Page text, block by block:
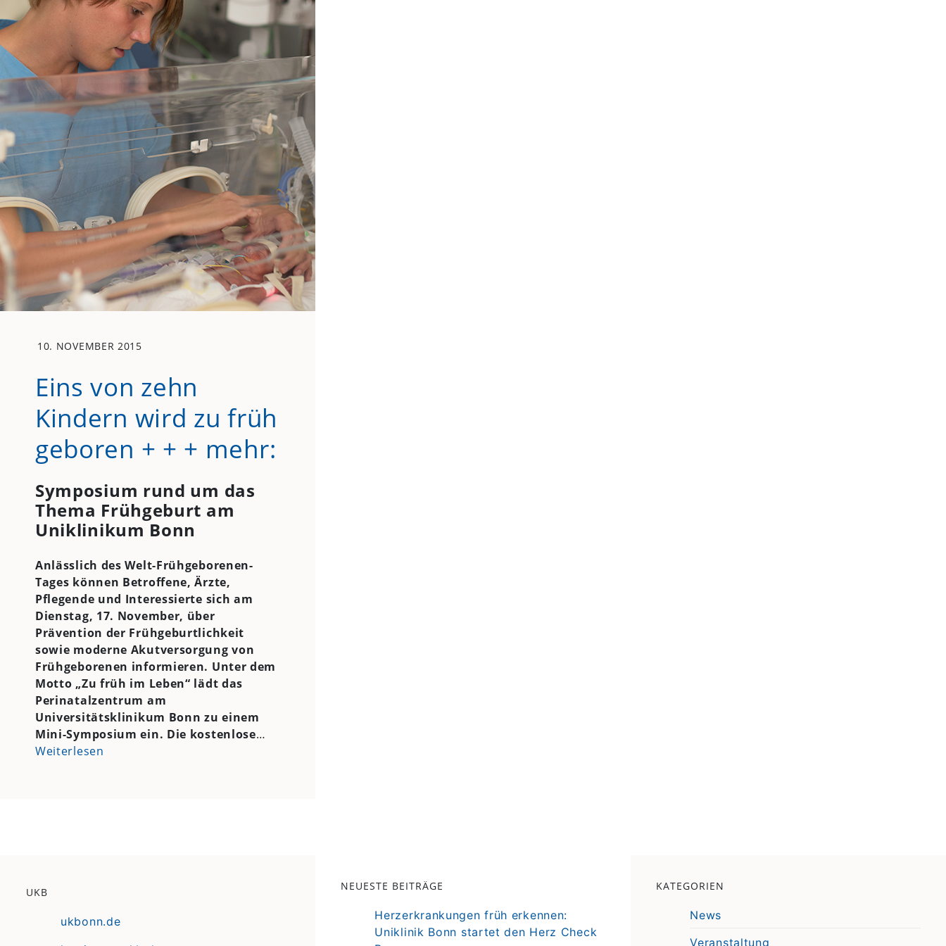
10. NOVEMBER 2015
Eins von zehn
Kindern wird zu früh
geboren + + + mehr:
Symposium rund um das
Thema Frühgeburt am
Uniklinikum Bonn
Anlässlich des Welt-Frühgeborenen-
Tages können Betroffene, Ärzte,
Pflegende und Interessierte sich am
Dienstag, 17. November, über
Prävention der Frühgeburtlichkeit
sowie moderne Akutversorgung von
Frühgeborenen informieren. Unter dem
Motto „Zu früh im Leben“ lädt das
Perinatalzentrum am
Universitätsklinikum Bonn zu einem
Mini-Symposium ein. Die kostenlose…
Weiterlesen
UKB
ukbonn.de
NEUESTE BEITRÄGE
Herzerkrankungen früh erkennen:
Uniklinik Bonn startet den Herz Check
KATEGORIEN
News
Veranstaltung